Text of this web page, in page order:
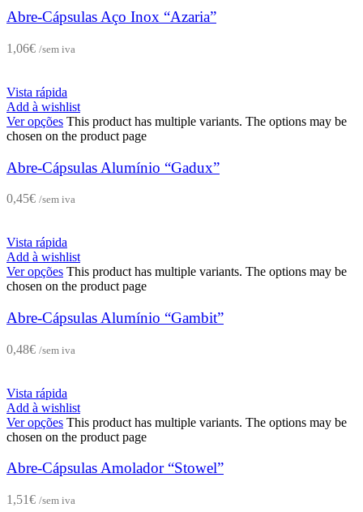
Abre-Cápsulas Aço Inox “Azaria”
1,06€ /sem iva
Vista rápida
Add à wishlist
Ver opções This product has multiple variants. The options may be
chosen on the product page
Abre-Cápsulas Alumínio “Gadux”
0,45€ /sem iva
Vista rápida
Add à wishlist
Ver opções This product has multiple variants. The options may be
chosen on the product page
Abre-Cápsulas Alumínio “Gambit”
0,48€ /sem iva
Vista rápida
Add à wishlist
Ver opções This product has multiple variants. The options may be
chosen on the product page
Abre-Cápsulas Amolador “Stowel”
1,51€ /sem iva